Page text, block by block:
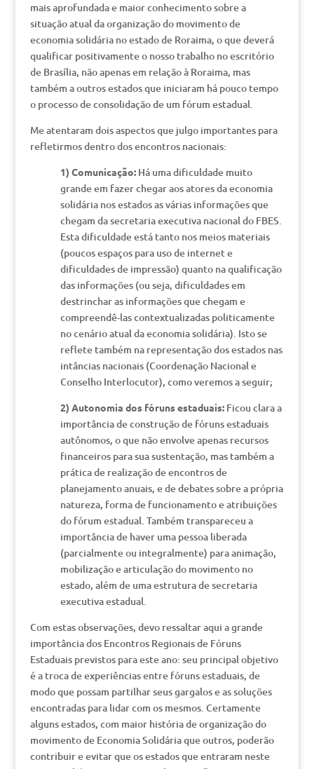
mais aprofundada e maior conhecimento sobre a
situação atual da organização do movimento de
economia solidária no estado de Roraima, o que deverá
qualificar positivamente o nosso trabalho no escritório
de Brasília, não apenas em relação à Roraima, mas
também a outros estados que iniciaram há pouco tempo
o processo de consolidação de um fórum estadual.
Me atentaram dois aspectos que julgo importantes para
refletirmos dentro dos encontros nacionais:
1) Comunicação: Há uma dificuldade muito
grande em fazer chegar aos atores da economia
solidária nos estados as várias informações que
chegam da secretaria executiva nacional do FBES.
Esta dificuldade está tanto nos meios materiais
(poucos espaços para uso de internet e
dificuldades de impressão) quanto na qualificação
das informações (ou seja, dificuldades em
destrinchar as informações que chegam e
compreendê-las contextualizadas politicamente
no cenário atual da economia solidária). Isto se
reflete também na representação dos estados nas
intâncias nacionais (Coordenação Nacional e
Conselho Interlocutor), como veremos a seguir;
2) Autonomia dos fóruns estaduais: Ficou clara a
importância de construção de fóruns estaduais
autônomos, o que não envolve apenas recursos
financeiros para sua sustentação, mas também a
prática de realização de encontros de
planejamento anuais, e de debates sobre a própria
natureza, forma de funcionamento e atribuições
do fórum estadual. Também transpareceu a
importância de haver uma pessoa liberada
(parcialmente ou integralmente) para animação,
mobilização e articulação do movimento no
estado, além de uma estrutura de secretaria
executiva estadual.
Com estas observações, devo ressaltar aqui a grande
importância dos Encontros Regionais de Fóruns
Estaduais previstos para este ano: seu principal objetivo
é a troca de experiências entre fóruns estaduais, de
modo que possam partilhar seus gargalos e as soluções
encontradas para lidar com os mesmos. Certamente
alguns estados, com maior história de organização do
movimento de Economia Solidária que outros, poderão
contribuir e evitar que os estados que entraram neste